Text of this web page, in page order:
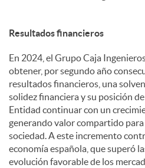
Resultados financieros
En 2024, el Grupo Caja
obtener, por segundo año
resultados financieros, una
solidez financiera y su posición
Entidad continuar con un
generando valor compartido para
sociedad. A este incremento
economía española, que superó
evolución favorable de los